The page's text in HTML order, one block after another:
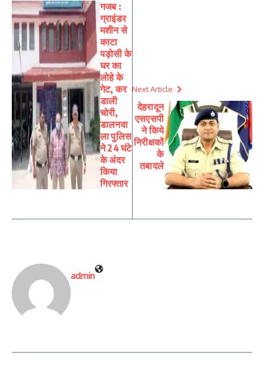
गजब :
ग्राइंडर
मशीन से
काटा
पड़ोसी के
घर का
लोहे के
गेट, कर
डाली
चोरी,
डालनवा
ला पुलिस
ने 24 घंटे
के अंदर
किया
गिरफ्तार
Next Article
देहरादून
एसएसपी
ने किये
निरीक्षकों
के
तबादले
admin